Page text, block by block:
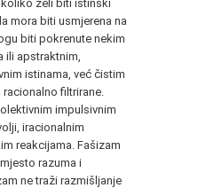
želi biti istinski
mora biti usmjerena na
biti pokrenute nekim
ili apstraktnim,
istinama, već čistim
filtrirane.
impulsivnim
iracionalnim
reakcijama. Fašizam
razuma i
ne traži razmišljanje